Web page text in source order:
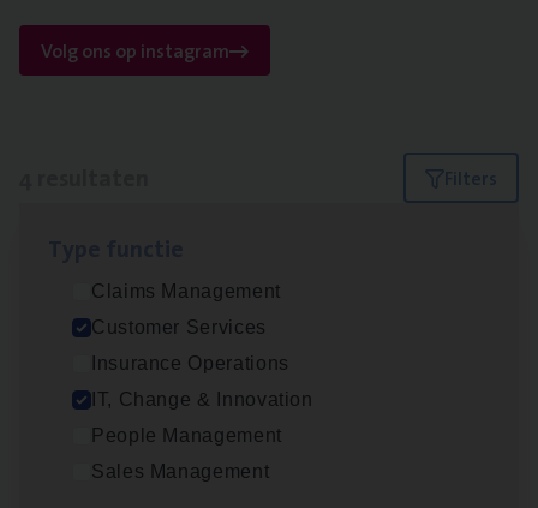
Volg ons op instagram
Filters
Claims Management
Customer Services
Insurance Operations
IT, Change & Innovation
People Management
Sales Management
Test Ana­lyst
IT, Change & Innovation
Antwerpen
Cus­to­mer Care Expert